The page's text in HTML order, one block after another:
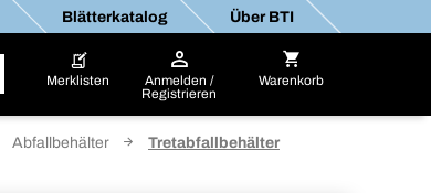
Blätterkatalog Über BTI
Merklisten
Anmelden /
Registrieren
Warenkorb
Abfallbehälter Tretabfallbehälter